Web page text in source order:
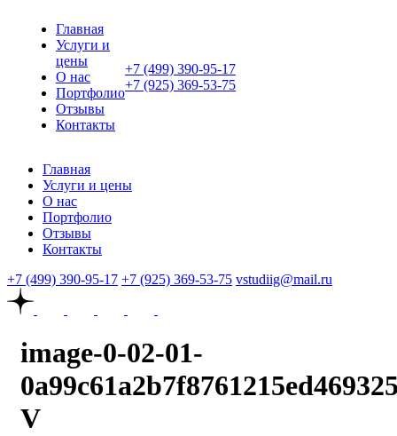
Главная
Услуги и
цены
О нас
Портфолио
Отзывы
Контакты
+7 (499) 390-95-17
+7 (925) 369-53-75
Главная
Услуги и цены
О нас
Портфолио
Отзывы
Контакты
+7 (499) 390-95-17 +7 (925) 369-53-75 vstudiig@mail.ru
image-0-02-01-
V